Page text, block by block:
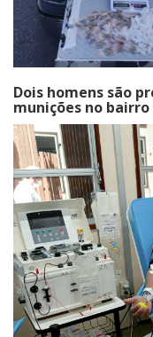
Dois homens são
munições no bairro